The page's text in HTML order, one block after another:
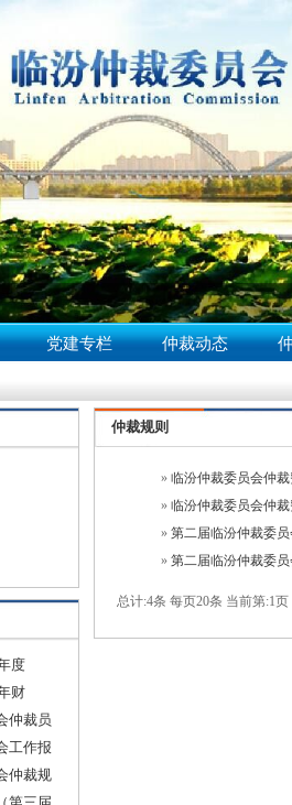
党建专栏 仲裁动态
度
财
仲裁员
工作报
仲裁规
仲裁规则
» 临汾仲裁委员会仲
» 临汾仲裁委员会仲
» 第二届临汾仲裁委
» 第二届临汾仲裁委
总计:4条 每页20条 当前第:1